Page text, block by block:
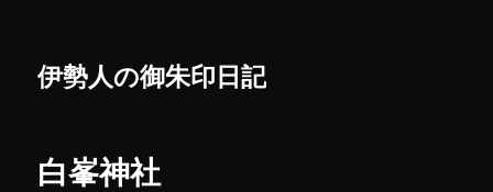
伊勢人の御朱印日記
白峯神社